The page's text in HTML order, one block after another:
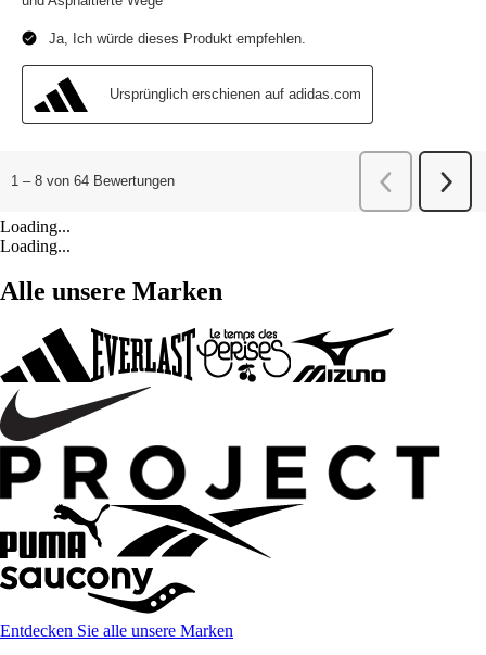
Loading...
Loading...
Alle unsere Marken
Entdecken Sie alle unsere Marken